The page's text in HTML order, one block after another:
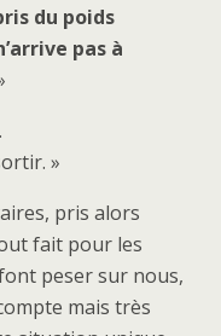
du poids
pas à
»
pris alors
fait pour les
peser sur nous,
mais très